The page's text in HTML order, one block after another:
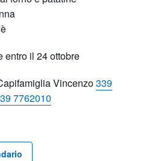
entro il 24 ottobre
Vincenzo339
7762010